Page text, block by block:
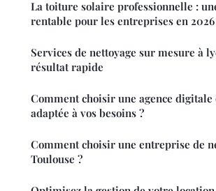
La toiture solaire professionnelle :
rentable pour les entreprises en 2026
Services de nettoyage sur mesure à
résultat rapide
Comment choisir une agence digitale
adaptée à vos besoins ?
Comment choisir une entreprise de
Toulouse ?